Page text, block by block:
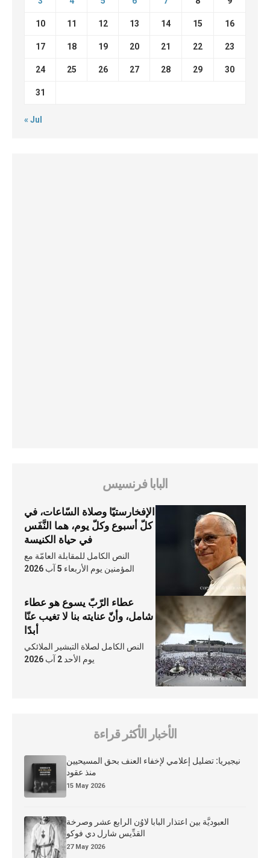
10 11 12 13 14 15 16
17 18 19 20 21 22 23
24 25 26 27 28 29 30
31
« Jul
البابا فرنسيس
الإفخارستيّا وصلاة السّاعات، في
كلّ أسبوع وكلّ يوم، هما النَّفَس
في حياة الكنيسة
النص الكامل للمقابلة العامّة مع
المؤمنين يوم الأربعاء 5 آب 2026
عطاء الرّبّ يسوع هو عطاء
شامل، وأنّ عنايته بنا لا تغيب عنّا
أبدًا
النص الكامل لصلاة التبشير الملائكي
يوم الأحد 2 آب 2026
الأخبار الأكثر قراءة
نيجيريا: تضليل إعلامي لإخفاء العنف بحق المسيحيين
منذ عقود
15 May 2026
العبوديَّة بين اعتذار البابا لاوُن الرابع عشر وصرخة
القدِّيس شارل دي فوكو
27 May 2026